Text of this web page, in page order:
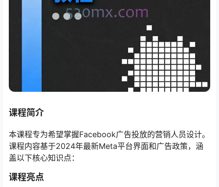
课程简介
本课程专为希望掌握Facebook广告投放的营销人员设计。
课程内容基于2024年最新Meta平台界面和广告政策，涵
盖以下核心知识点：
课程亮点